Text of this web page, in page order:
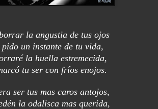
la angustia de tus ojos
un instante de tu vida,
la huella estremecida,
tu ser con fríos enojos.
ser tus mas caros antojos,
la odalisca mas querida,